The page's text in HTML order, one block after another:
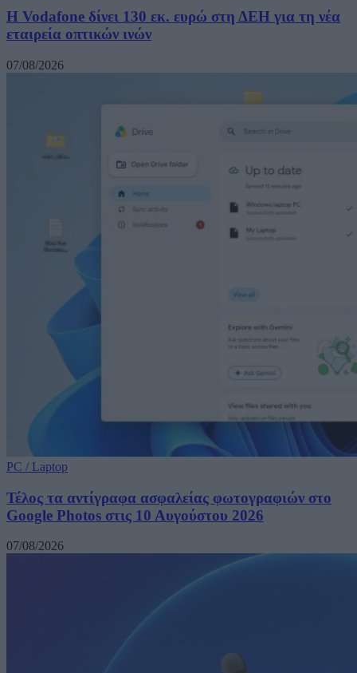
H Vodafone δίνει 130 εκ. ευρώ στη ΔΕΗ για τη νέα
εταιρεία οπτικών ινών
07/08/2026
PC / Laptop
Τέλος τα αντίγραφα ασφαλείας φωτογραφιών στο
Google Photos στις 10 Αυγούστου 2026
07/08/2026